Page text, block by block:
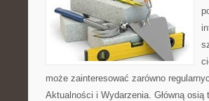
może zainteresować zarówno
Aktualności i Wydarzenia. Główną